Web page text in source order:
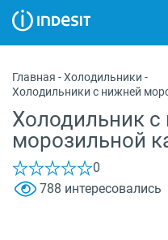
Морозильные камеры
Стиральные и
Посудомоечные машины
Плиты
Главная -Холодильники -
Холодильники с нижней
Холодильник
морозильной
0
788 интересовались